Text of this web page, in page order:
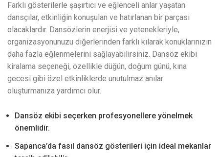
Farklı gösterilerle şaşırtıcı ve eğlenceli anlar yaşatan
dansçılar, etkinliğin konuşulan ve hatırlanan bir parçası
olacaklardır. Dansözlerin enerjisi ve yetenekleriyle,
organizasyonunuzu diğerlerinden farklı kılarak konuklarınızın
daha fazla eğlenmelerini sağlayabilirsiniz. Dansöz ekibi
kiralama seçeneği, özellikle düğün, doğum günü, kına
gecesi gibi özel etkinliklerde unutulmaz anılar
oluşturmanıza yardımcı olur.
Dansöz ekibi seçerken profesyonellere yönelmek
önemlidir.
Sapanca’da fasıl dansöz gösterileri için ideal mekanlar